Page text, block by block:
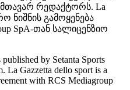
რედაქტორს. La
ნიშნის გამოყენება
SpA-თან სალიცენზიო
by Setanta Sports
La Gazzetta dello sport is a
with RCS Mediagroup